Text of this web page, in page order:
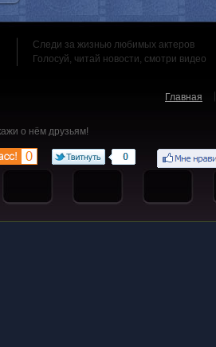
Следи за жизнью любимых актеров
Голосуй, читай новости, смотри видео
Главная
о нём друзьям!